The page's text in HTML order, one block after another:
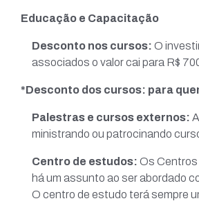
Educação e Capacitação
Desconto nos cursos: O
associados o valor cai para R$
*Desconto dos cursos: para
Palestras e cursos externos:
ministrando ou patrocinando
Centro de estudos: Os
há um assunto ao ser abordado
O centro de estudo terá sempre